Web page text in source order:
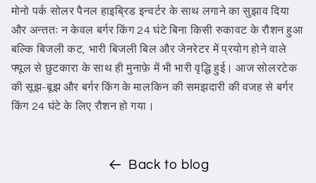
मोनो पर्क सोलर पैनल हाइब्रिड इन्वर्टर के साथ लगाने का सुझाव दिया
और अन्ततः न केवल बर्गर किंग 24 घंटे बिना किसी रुकावट के रौशन हुआ
बल्कि बिजली कट, भारी बिजली बिल और जेनरेटर में प्रयोग होने वाले
फ्यूल से छुटकारा के साथ ही मुनाफ़े में भी भारी वृद्धि हुई। आज सोलरटेक
की सूझ-बूझ और बर्गर किंग के मालकिन की समझदारी की वजह से बर्गर
किंग 24 घंटे के लिए रौशन हो गया।
Back to blog